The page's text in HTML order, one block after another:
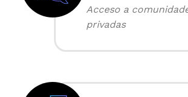
Acceso a
privadas